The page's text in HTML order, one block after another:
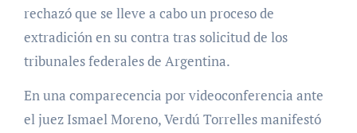
rechazó que se lleve a cabo un proceso de
extradición en su contra tras solicitud de los
tribunales federales de Argentina.
En una comparecencia por videoconferencia ante
el juez Ismael Moreno, Verdú Torrelles manifestó